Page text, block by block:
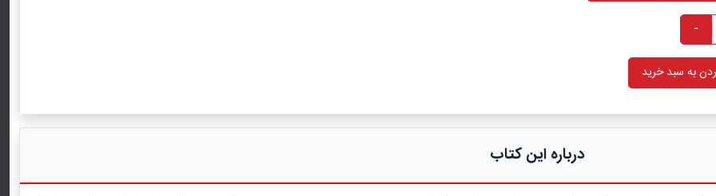
-
به سبد خرید
درباره این کتاب